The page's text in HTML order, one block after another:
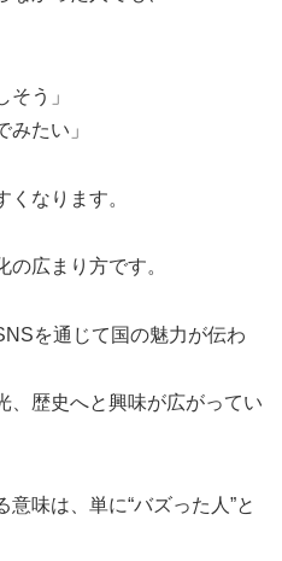
そう」
みたい」
くなります。
の広まり方です。
を通じて国の魅力が伝わ
、歴史へと興味が広がってい
味は、単に“バズった人”と